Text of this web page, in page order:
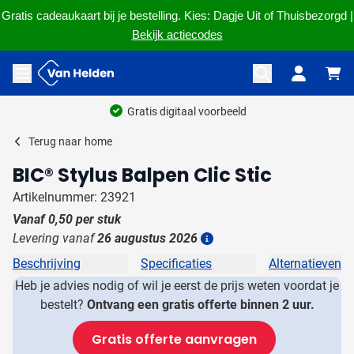
Gratis cadeaukaart bij je bestelling. Kies: Dagje Uit of Thuisbezorgd |
Bekijk actiecodes
Ga naar de inhoud
Menu openen
Gratis digitaal voorbeeld
Terug naar home
BIC® Stylus Balpen Clic Stic
Artikelnummer: 23921
Vanaf0,50 per stuk
Levering vanaf26 augustus 2026
Beschrijving Specificaties
Alternatieven
Heb je advies nodig of wil je eerst de prijs weten voordat je
bestelt? Ontvang een gratis offerte binnen 2 uur.
Gratis offerte aanvragen